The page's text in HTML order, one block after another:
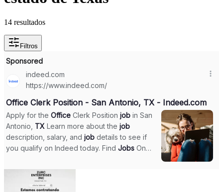
14 resultados
Filtros